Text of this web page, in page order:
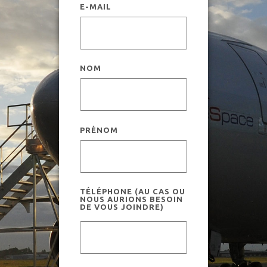
Actualités
Cadre légal et assurances
Aptitude médicale
Galerie
Réserver votre vol
Campagnes de vols
Galerie vols scientifiques
Equipe Novespace
Clients et partenaires
E-MAIL
NOM
PRÉNOM
TÉLÉPHONE (AU CAS OU
NOUS AURIONS BESOIN
DE VOUS JOINDRE)